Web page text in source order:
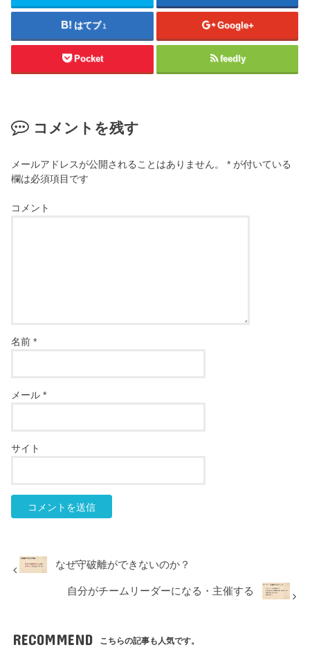
はてブ 1 Google+
Pocket feedly
コメントを残す
メールアドレスが公開されることはありません。 * が付いている
欄は必須項目です
コメント
名前*
メール*
サイト
なぜ守破離ができないのか？
自分がチームリーダーになる・主催する
RECOMMEND こちらの記事も人気です。